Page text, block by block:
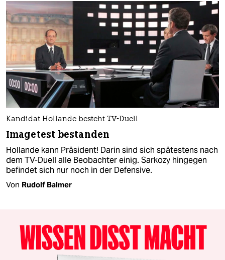
Kandidat Hollande besteht TV-Duell
Imagetest bestanden
Hollande kann Präsident! Darin sind sich spätestens nach
dem TV-Duell alle Beobachter einig. Sarkozy hingegen
befindet sich nur noch in der Defensive.
Von Rudolf Balmer